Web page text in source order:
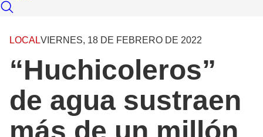
LOCALVIERNES, 18 DE FEBRERO DE 2022
“Huchicoleros”
de agua sustraen
más de un millón